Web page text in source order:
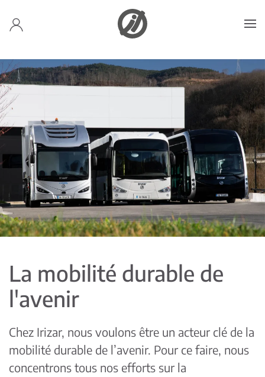
Accéder au contenu principal
La mobilité durable de
l'avenir
Chez Irizar, nous voulons être un acteur clé de la
mobilité durable de l’avenir. Pour ce faire, nous
concentrons tous nos efforts sur la